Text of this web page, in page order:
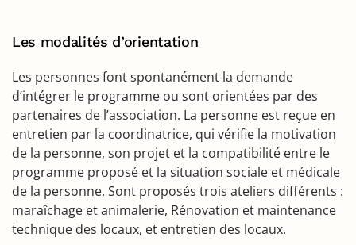
Les modalités d’orientation
Les personnes font spontanément la demande
d’intégrer le programme ou sont orientées par des
partenaires de l’association. La personne est reçue en
entretien par la coordinatrice, qui vérifie la motivation
de la personne, son projet et la compatibilité entre le
programme proposé et la situation sociale et médicale
de la personne. Sont proposés trois ateliers différents :
maraîchage et animalerie, Rénovation et maintenance
technique des locaux, et entretien des locaux.